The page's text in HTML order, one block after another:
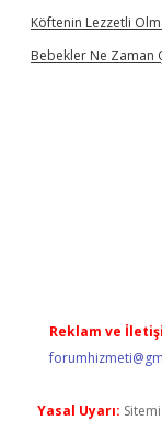
Köftenin Lezzetli
Bebekler Ne Zaman
Reklam ve
Yasal Uyarı: